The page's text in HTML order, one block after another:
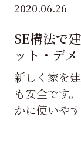
2020.06.26
SE構法で
ット・デ
新しく家を
も安全です
かに使いや